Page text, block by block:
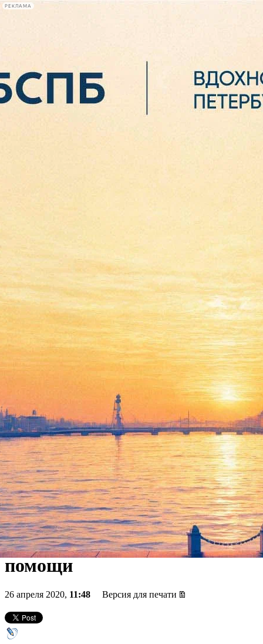
РЕКЛАМА
Сегодня:
2026.08.06
В будущее возьмут не всех.
Какие культурные
пространства Петербурга не
переживут пандемию без
помощи
26 апреля 2020, 11:48 Версия для печати